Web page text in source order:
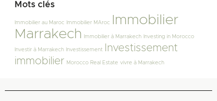
Mots clés
Immobilier au Maroc Immobilier MAroc
Immobilier
Marrakech
Immobilier à Marrakech Investing in Morocco
Investir à Marrakech Investissement
Investissement
immobilier Morocco Real Estate vivre à Marrakech